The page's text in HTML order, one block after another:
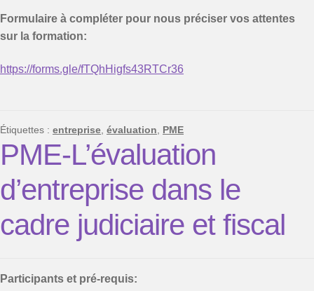
Formulaire à compléter pour nous préciser vos attentes
sur la formation:
https://forms.gle/fTQhHigfs43RTCr36
Étiquettes : entreprise évaluation PME
PME-L’évaluation
d’entreprise dans le
cadre judiciaire et fiscal
Participants et pré-requis: